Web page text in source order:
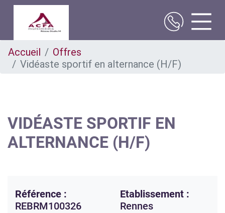
contenu
Accueil
Offres
Vidéaste sportif en alternance (H/F)
VIDÉASTE SPORTIF EN
ALTERNANCE (H/F)
Référence :
REBRM100326
Etablissement :
Rennes